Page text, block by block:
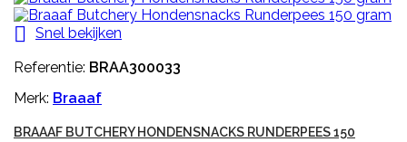
 Snel bekijken
Referentie: BRAA300033
Merk: Braaaf
BRAAAF BUTCHERY HONDENSNACKS RUNDERPEES 150